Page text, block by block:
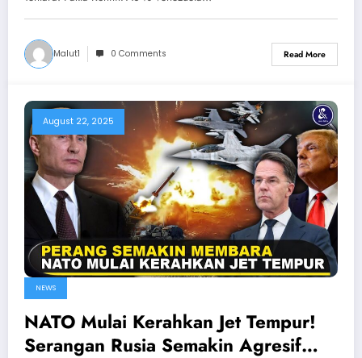
Malut1 0 Comments Read More
August 22, 2025
NEWS
NATO Mulai Kerahkan Jet Tempur!
Serangan Rusia Semakin Agresif